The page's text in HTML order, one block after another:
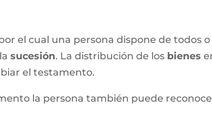
el cual una persona dispone de todos
sucesión. La distribución de los bienes
el testamento.
la persona también puede